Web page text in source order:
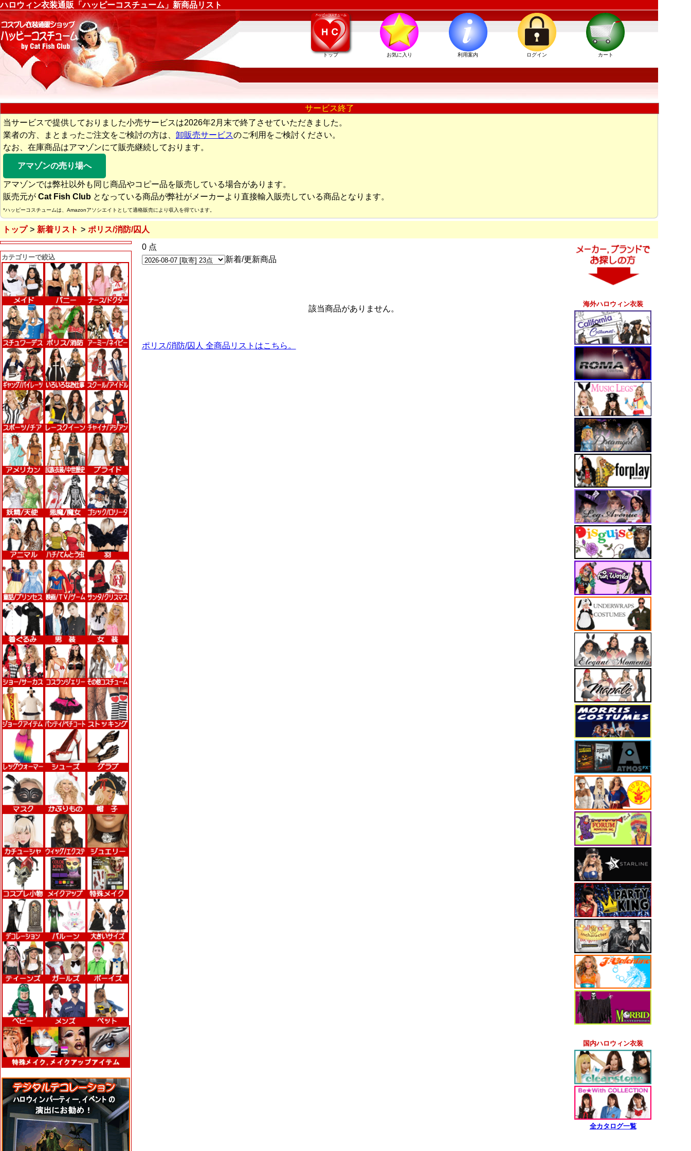
ハロウィン衣装通販「ハッピーコスチューム」新商品リスト
トップ お気に入り 利用案内 ログイン カート
サービス終了
当サービスで提供しておりました小売サービスは2026年2月末で終了させていただきました。
業者の方、まとまったご注文をご検討の方は、 卸販売サービスのご利用をご検討ください。
なお、在庫商品はアマゾンにて販売継続しております。
アマゾンの売り場へ
アマゾンでは弊社以外も同じ商品やコピー品を販売している場合があります。
販売元が Cat Fish Club となっている商品が弊社がメーカーより直接輸入販売している商品となります。
*ハッピーコスチュームは、Amazonアソシエイトとして適格販売により収入を得ています。
トップ 新着リスト ポリス/消防/囚人
カテゴリーで絞込
0 点
新着/更新商品
該当商品がありません。
ポリス/消防/囚人 全商品リストはこちら。
海外ハロウィン衣装
国内ハロウィン衣装
全カタログ一覧